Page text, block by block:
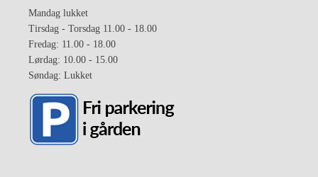
Mandag lukket
Tirsdag - Torsdag 11.00 - 18.00
Fredag: 11.00 - 18.00
Lørdag: 10.00 - 15.00
Søndag: Lukket